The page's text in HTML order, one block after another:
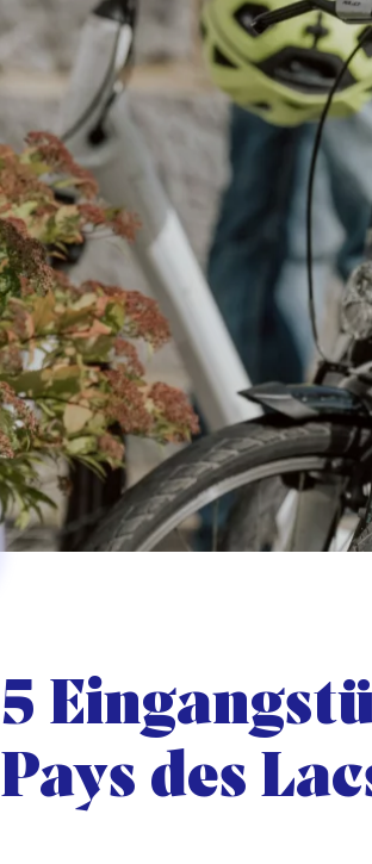
5
Pays des